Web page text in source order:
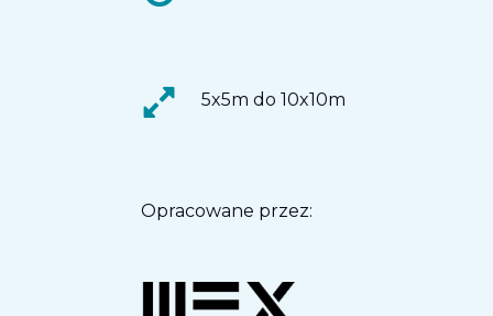
5x5m do 10x10m
Opracowane przez: